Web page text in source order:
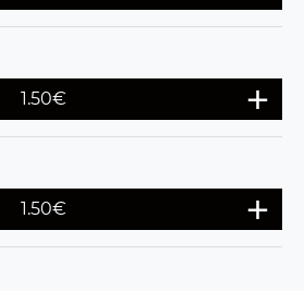
1.50€
1.50€